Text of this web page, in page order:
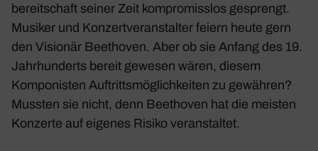
be­reit­schaft seiner Zeit kompro­misslos gesprengt.
Musiker und Konzert­ver­an­stalter feiern heute gern
den Visionär Beet­hoven. Aber ob sie Anfang des 19.
Jahr­hun­derts bereit gewesen wären, diesem
Kompo­nisten Auftritts­mög­lich­keiten zu gewähren?
Mussten sie nicht, denn Beet­hoven hat die meisten
Konzerte auf eigenes Risiko veran­staltet.